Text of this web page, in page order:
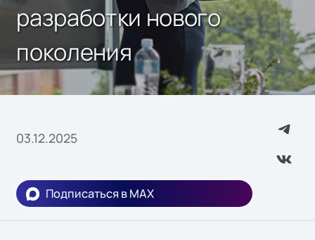
разработки нового
поколения
03.12.2025
Подписаться в MAX